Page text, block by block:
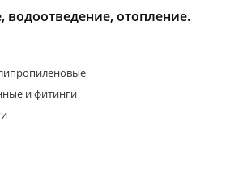
водоотведение, отопление.
и фитинги